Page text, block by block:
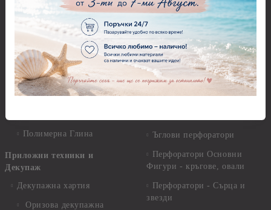
Елементи от полимерна
глина и полирезин
Пластични елементи
Инструменти за моделиране
Молдове и шаблони
Глина
Полимерна Глина
Приложни техники и
Декупаж
Декупажна хартия
Оризова декупажна
Плат, органза, зебло,
Пънчове Перфоратори
Перфоратори до 2,50 см
Перфоратори 2,50 см
Перфоратори над 2,50 см
Ъглови перфоратори
Перфоратори Основни
Фигури - кръгове, овали
Перфоратори - Сърца и
звезди